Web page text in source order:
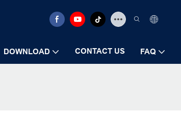
DOWNLOAD CONTACT US FAQ